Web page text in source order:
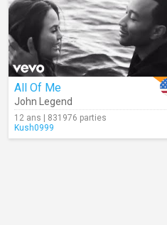
All Of Me
John Legend
12 ans | 831976 parties
Kush0999